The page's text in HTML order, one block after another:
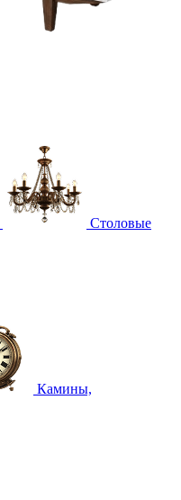
Столовые
Камины,